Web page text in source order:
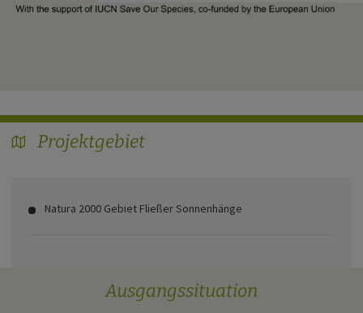
map Projektgebiet
Natura 2000 Gebiet Fließer Sonnenhänge
Ausgangssituation